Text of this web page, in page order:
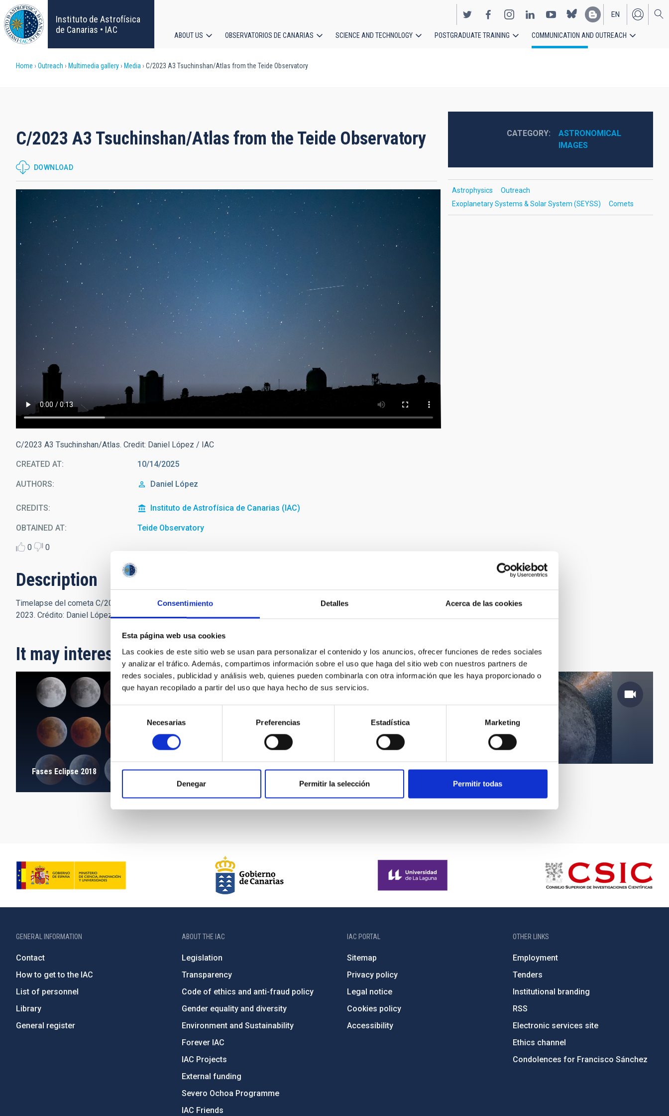
Consentimiento Detalles Acerca de las cookies
Esta página web usa cookies
Las cookies de este sitio web se usan para personalizar el contenido y los anuncios, ofrecer funciones de redes sociales
y analizar el tráfico. Además, compartimos información sobre el uso que haga del sitio web con nuestros partners de
redes sociales, publicidad y análisis web, quienes pueden combinarla con otra información que les haya proporcionado o
que hayan recopilado a partir del uso que haya hecho de sus servicios.
de
consentimiento
Necesarias Preferencias Estadística Marketing
Denegar Permitir la selección Permitir todas
Skip
to
main
content
Instituto de Astrofísica
de Canarias • IAC
EN
ES
ABOUT US OBSERVATORIOS DE CANARIAS SCIENCE AND TECHNOLOGY POSTGRADUATE TRAINING COMMUNICATION AND OUTREACH
Breadcrumb
Home Outreach Multimedia gallery Media C/2023 A3 Tsuchinshan/Atlas from the Teide Observatory
C/2023 A3 Tsuchinshan/Atlas from the Teide Observatory
DOWNLOAD
C/2023 A3 Tsuchinshan/Atlas. Credit: Daniel López / IAC
CREATED AT 10/14/2025
AUTHORS Daniel López
CREDITS Instituto de Astrofísica de Canarias (IAC)
OBTAINED AT Teide Observatory
0 0
Description
Timelapse del cometa C/2023 A3 Tsuchinshan/Atlas realizado desde el Observatorio del Teide el 27 de septiembre de
2023. Crédito: Daniel López
CATEGORY
ASTRONOMICAL
IMAGES
Astrophysics
Outreach
Exoplanetary Systems & Solar System (SEYSS)
Comets
It may interest you
Fases Eclipse 2018
Valentín Martínez, director of the National Solar
Observatory (NSO)
GENERAL INFORMATION
Contact
How to get to the IAC
List of personnel
Library
General register
ABOUT THE IAC
Legislation
Transparency
Code of ethics and anti-fraud policy
Gender equality and diversity
Environment and Sustainability
Forever IAC
IAC Projects
External funding
Severo Ochoa Programme
IAC Friends
IAC PORTAL
Sitemap
Privacy policy
Legal notice
Cookies policy
Accessibility
OTHER LINKS
Employment
Tenders
Institutional branding
RSS
Electronic services site
Ethics channel
Condolences for Francisco Sánchez